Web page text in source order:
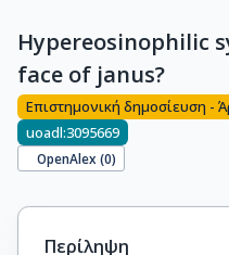
Hypereosinophilic
face of janus?
Επιστημονική δημοσίευση -
uoadl:3095669
OpenAlex (0)
Περίληψη